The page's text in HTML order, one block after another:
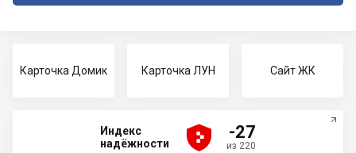
Карточка Домик Карточка ЛУН Сайт ЖК
Индекс
надёжности




 -27
из 220